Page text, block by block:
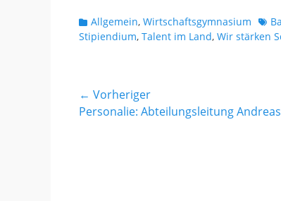
Kategorien
Allgemein, Wirtschaftsgymnasium
Stipiendium, Talent im Land, Wir stärken
Beitragsnavigation
← Vorheriger
Vorheriger
Personalie: Abteilungsleitung